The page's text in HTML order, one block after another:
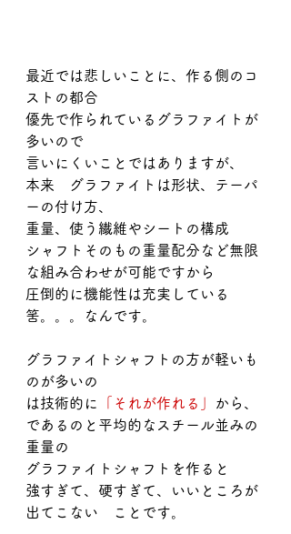
最近では悲しいことに、作る側のコ
ストの都合
優先で作られているグラファイトが
多いので
言いにくいことではありますが、
本来　グラファイトは形状、テーパ
ーの付け方、
重量、使う繊維やシートの構成
シャフトそのもの重量配分など無限
な組み合わせが可能ですから
圧倒的に機能性は充実している
筈。。。なんです。
グラファイトシャフトの方が軽いも
のが多いの
は技術的に
「それが作れる」
から、
であるのと平均的なスチール並みの
重量の
グラファイトシャフトを作ると
強すぎて、硬すぎて、いいところが
出てこない　ことです。